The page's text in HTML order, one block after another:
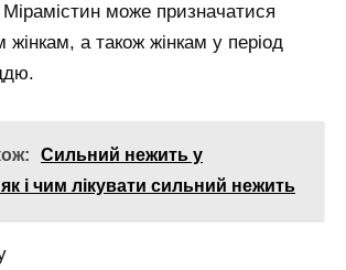
може призначатися
жінкам, а також жінкам у період
Сильний нежить у
і чим лікувати сильний нежить